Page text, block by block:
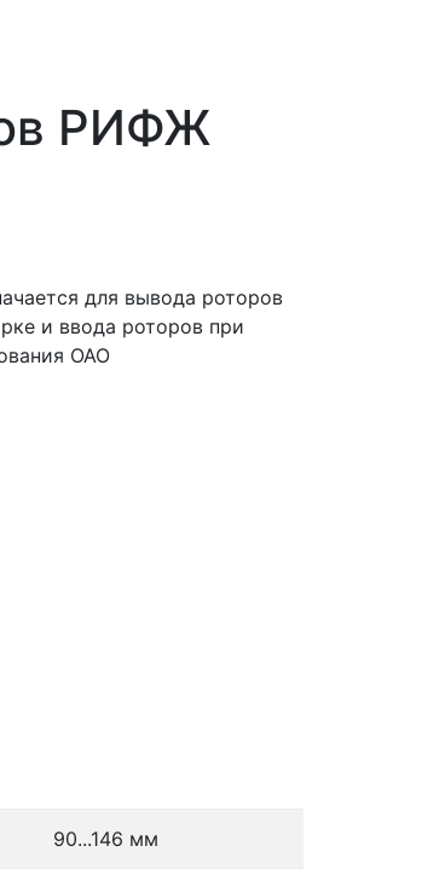
РИФЖ
для вывода роторов
и ввода роторов при
ОАО
90...146 мм